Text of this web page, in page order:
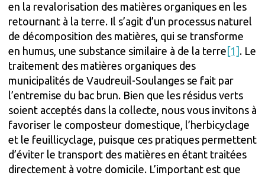
en la revalorisation des matières organiques en les
retournant à la terre. Il s’agit d’un processus naturel
de décomposition des matières, qui se transforme
en humus, une substance similaire à de la terre [1] . Le
traitement des matières organiques des
municipalités de Vaudreuil-Soulanges se fait par
l’entremise du bac brun. Bien que les résidus verts
soient acceptés dans la collecte, nous vous invitons à
favoriser le composteur domestique, l’herbicyclage
et le feuillicyclage, puisque ces pratiques permettent
d’éviter le transport des matières en étant traitées
directement à votre domicile. L’important est que